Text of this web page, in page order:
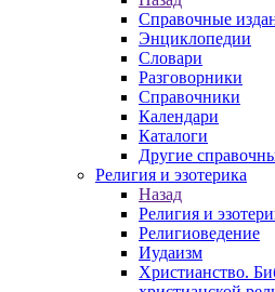
Справочные
Энциклопедии
Словари
Разговорники
Справочники
Календари
Каталоги
Другие
Религия и эзотерика
Назад
Религия и
Религиоведение
Иудаизм
Христианство.